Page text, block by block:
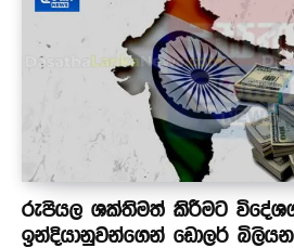
රුපියල ශක්තිමත් කිරීමට
ඉන්දියානුවන්ගෙන් ඩොලර්